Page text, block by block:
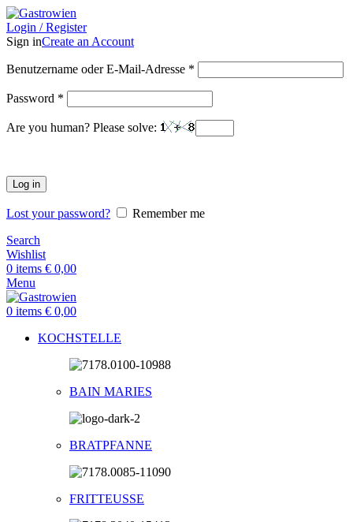
Login / Register
Sign inCreate an Account
Benutzername oder E-Mail-Adresse *
Password *
Are you human? Please solve:
Log in
Lost your password?
Remember me
Search
Wishlist
0 items € 0,00
Menu
0 items € 0,00
KOCHSTELLE
BAIN MARIES
BRATPFANNE
FRITTEUSSE